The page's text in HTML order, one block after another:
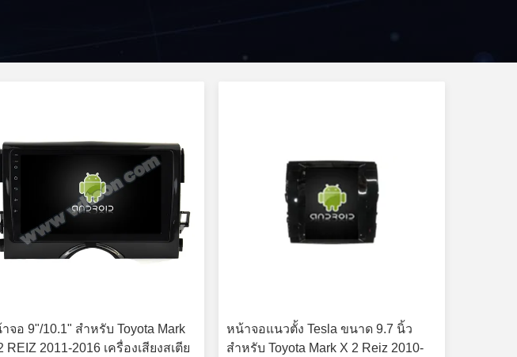
จอ 9"/10.1" สําหรับ Toyota Mark
REIZ 2011-2016 เครื่องเสียงสเตีย
หน้าจอแนวตั้ง Tesla ขนาด 9.7 นิ้ว
สำหรับ Toyota Mark X 2 Reiz 2010-